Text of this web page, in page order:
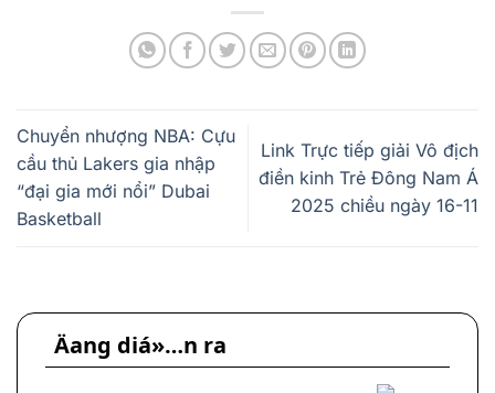
Chuyển nhượng NBA: Cựu
cầu thủ Lakers gia nhập
“đại gia mới nổi” Dubai
Basketball
Link Trực tiếp giải Vô địch
điền kinh Trẻ Đông Nam Á
2025 chiều ngày 16-11
Äang diá»…n ra